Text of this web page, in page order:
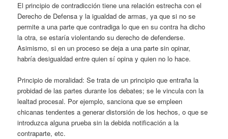
El principio de contradicción tiene una relación estrecha con el
Derecho de Defensa y la igualdad de armas, ya que si no se
permite a una parte que contradiga lo que en su contra ha dicho
la otra, se estaría violentando su derecho de defenderse.
Asimismo, si en un proceso se deja a una parte sin opinar,
habría desigualdad entre quien sí opina y quien no lo hace.
Principio de moralidad: Se trata de un principio que entraña la
probidad de las partes durante los debates; se le vincula con la
lealtad procesal. Por ejemplo, sanciona que se empleen
chicanas tendentes a generar distorsión de los hechos, o que se
introduzca alguna prueba sin la debida notificación a la
contraparte, etc.